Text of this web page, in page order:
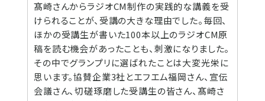
髙崎さんからラジオCM制作の実践的な講義を受
けられることが、受講の大きな理由でした。毎回、
ほかの受講生が書いた100本以上のラジオCM原
稿を読む機会があったことも、刺激になりました。
その中でグランプリに選ばれたことは大変光栄に
思います。協賛企業3社とエフエム福岡さん、宣伝
会議さん、切磋琢磨した受講生の皆さん、髙崎さ